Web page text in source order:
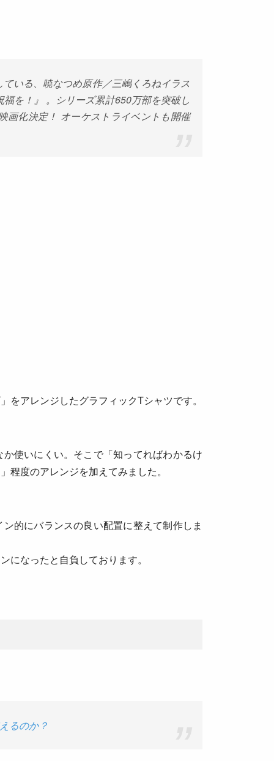
いる、暁なつめ原作／三嶋くろねイラス
を！』 。シリーズ累計650万部を突破し
画化決定！ オーケストライベントも開催
アレンジしたグラフィックTシャツです。
使いにくい。そこで「知ってればわかるけ
程度のアレンジを加えてみました。
的にバランスの良い配置に整えて制作しま
になったと自負しております。
るのか？